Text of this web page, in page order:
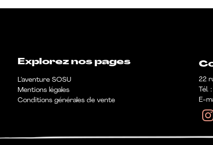
22
E-
Explorez nos pages
L’aventure SOSU
Mentions légales
Conditions générales de vente